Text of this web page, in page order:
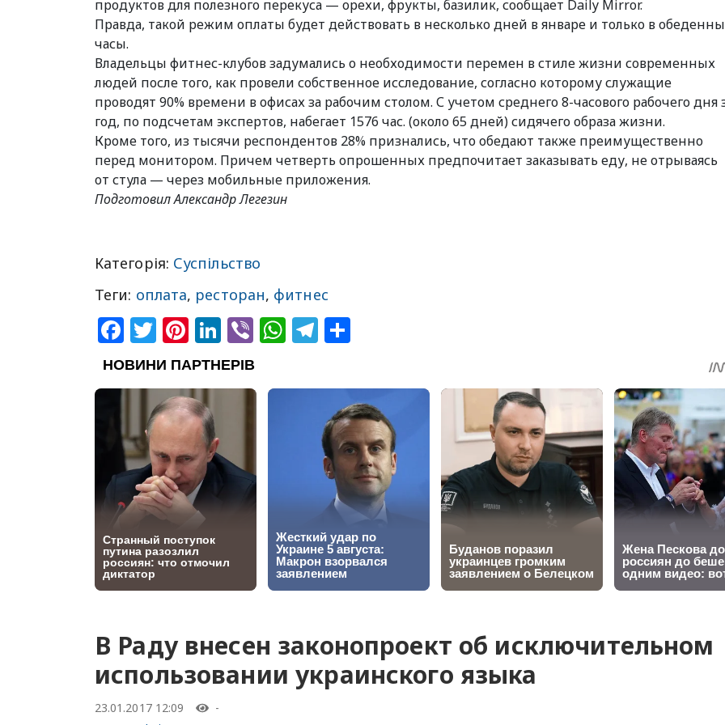
продуктов для полезного перекуса — орехи, фрукты, базилик, сообщает Daily Mirror.
Правда, такой режим оплаты будет действовать в несколько дней в январе и только в
часы.
Владельцы фитнес-клубов задумались о необходимости перемен в стиле жизни современных
людей после того, как провели собственное исследование, согласно которому служащие
проводят 90% времени в офисах за рабочим столом. С учетом среднего 8-часового рабочего дня
год, по подсчетам экспертов, набегает 1576 час. (около 65 дней) сидячего образа жизни.
Кроме того, из тысячи респондентов 28% признались, что обедают также преимущественно
перед монитором. Причем четверть опрошенных предпочитает заказывать еду, не отрываясь
от стула — через мобильные приложения.
Подготовил Александр Легезин
Категорія: Суспільство
Теги: оплата, ресторан, фитнес
Facebook
Twitter
Pinterest
LinkedIn
ViberWhatsApp
Telegram
В Раду внесен законопроект об исключительном
использовании украинского языка
23.01.2017 12:09
-